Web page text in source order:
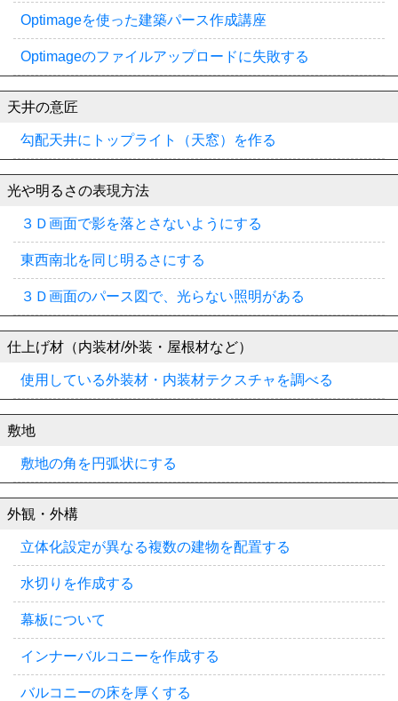
Optimageを使った建築パース作成講座
Optimageのファイルアップロードに失敗する
天井の意匠
勾配天井にトップライト（天窓）を作る
光や明るさの表現方法
３Ｄ画面で影を落とさないようにする
東西南北を同じ明るさにする
３Ｄ画面のパース図で、光らない照明がある
仕上げ材（内装材/外装・屋根材など）
使用している外装材・内装材テクスチャを調べる
敷地
敷地の角を円弧状にする
外観・外構
立体化設定が異なる複数の建物を配置する
水切りを作成する
幕板について
インナーバルコニーを作成する
バルコニーの床を厚くする